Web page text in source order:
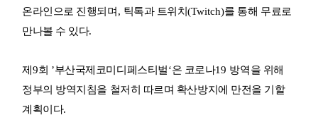
온라인으로 진행되며 , 틱톡과 트위치(Twitch)를 통해 무료로
만나볼 수 있다.
제 9회 ’부산국제코미디페스티벌‘은 코로나19 방역을 위해
정부의 방역지침을 철저히 따르며 확산방지에 만전을 기할
계획이다.